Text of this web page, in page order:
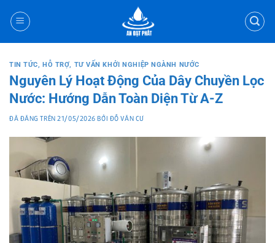
đến
TIN TỨC,HỖ TRỢ, TƯ VẤN KHỞI NGHIỆP NGÀNH NƯỚC
Nguyên Lý Hoạt Động Của Dây Chuyền Lọc
Nước: Hướng Dẫn Toàn Diện Từ A-Z
ĐÃ ĐĂNG TRÊN21/05/2026 BỞI ĐỖ VĂN CƯ